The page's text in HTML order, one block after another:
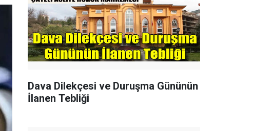
Dava Dilekçesi ve Duruşma Gününün
İlanen Tebliği